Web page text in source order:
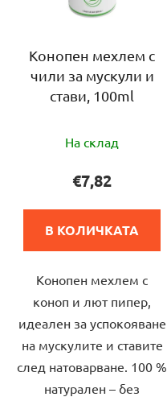
Конопен мехлем с
чили за мускули и
стави, 100ml
оценка
продукта
е
5,0
5
звезди.
На склад
€7,82
В КОЛИЧКАТА
Конопен мехлем с
коноп и лют пипер,
идеален за успокояване
на мускулите и ставите
след натоварване. 100 %
натурален – без